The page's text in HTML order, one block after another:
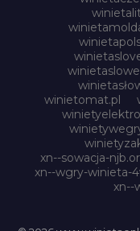
winietomat.pl
xn--sowacja-
xn--wgry-winieta-
xn--